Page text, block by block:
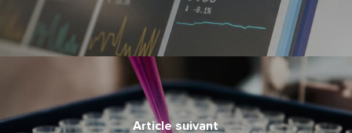
Article suivant